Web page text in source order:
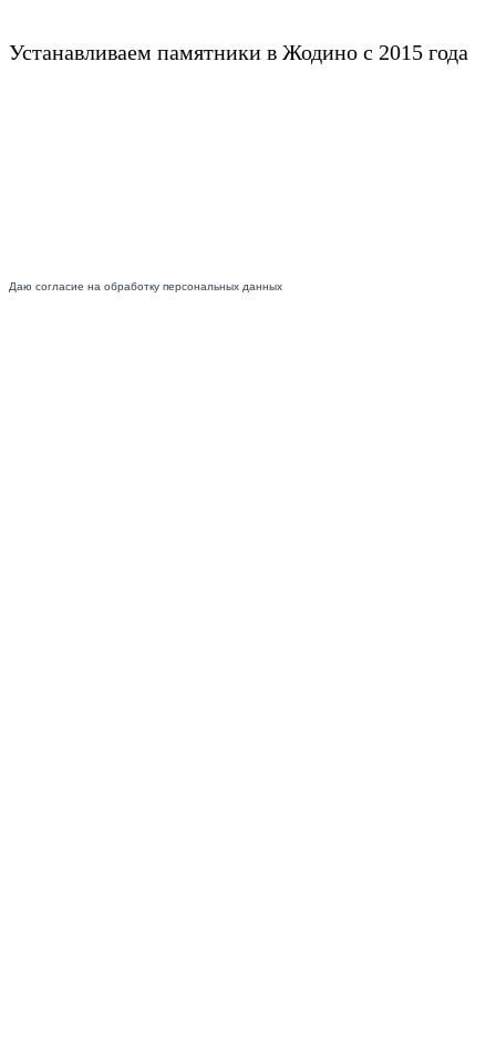
Даю согласие на обработку персональных данных
Устанавливаем памятники в Жодино с 2015 года